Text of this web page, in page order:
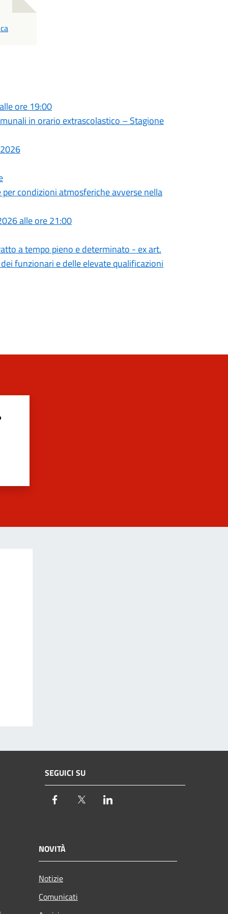
ore 19:00
in orario extrascolastico – Stagione
condizioni atmosferiche avverse nella
alle ore 21:00
a tempo pieno e determinato - ex art.
funzionari e delle elevate qualificazioni
SEGUICI SU
Facebook Twitter
NOVITÀ
Notizie
Comunicati